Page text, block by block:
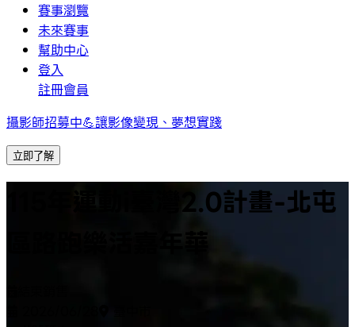
賽事瀏覽
未來賽事
幫助中心
登入
註冊會員
攝影師招募中💪讓影像變現、夢想實踐
立即了解
115年運動i臺灣2.0計畫-北屯